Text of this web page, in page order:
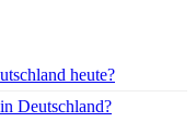
heute?
Deutschland?